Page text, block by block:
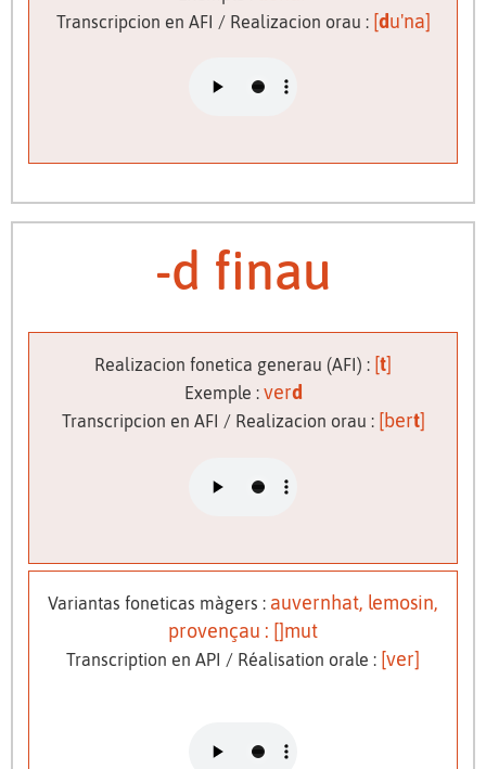
Transcripcion en AFI / Realizacion orau : [du'na]
-d finau
Realizacion fonetica generau (AFI) : [t]
Exemple : verd
Transcripcion en AFI / Realizacion orau : [bert]
Variantas foneticas màgers : auvernhat, lemosin,
provençau : []mut
Transcription en API / Réalisation orale : [ver]